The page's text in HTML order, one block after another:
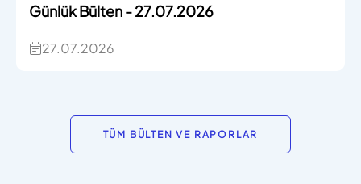
Günlük Bülten - 27.07.2026
27.07.2026
TÜM BÜLTEN VE RAPORLAR